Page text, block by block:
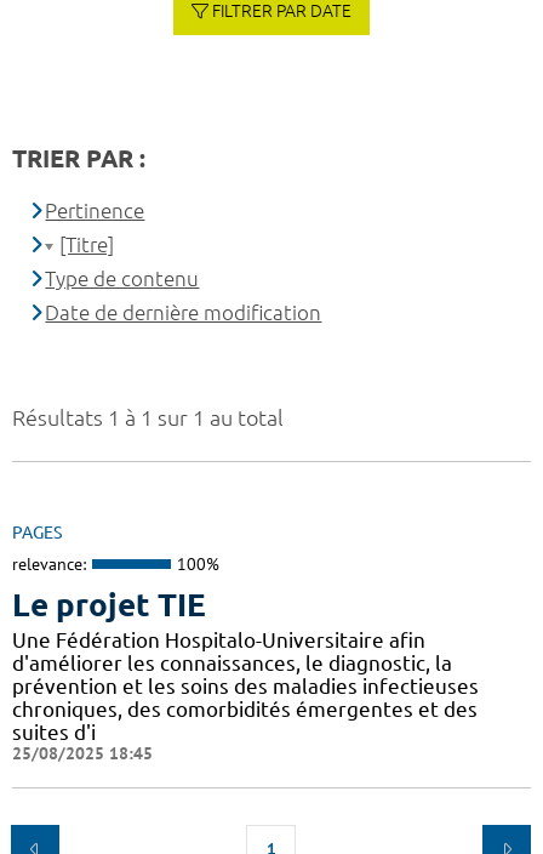
Résultats 1 à 1 sur 1 au total
PAGES
relevance: 100%
Le projet TIE
Une Fédération Hospitalo-Universitaire afin
d'améliorer les connaissances, le diagnostic, la
prévention et les soins des maladies infectieuses
chroniques, des comorbidités émergentes et des
suites d'i
25/08/2025 18:45
1
FILTRER PAR DATE
TRIER PAR :
Pertinence
[Titre]
Type de contenu
Date de dernière modification